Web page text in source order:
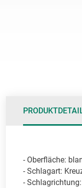
- Oberfläche:
- Schlagart:
-